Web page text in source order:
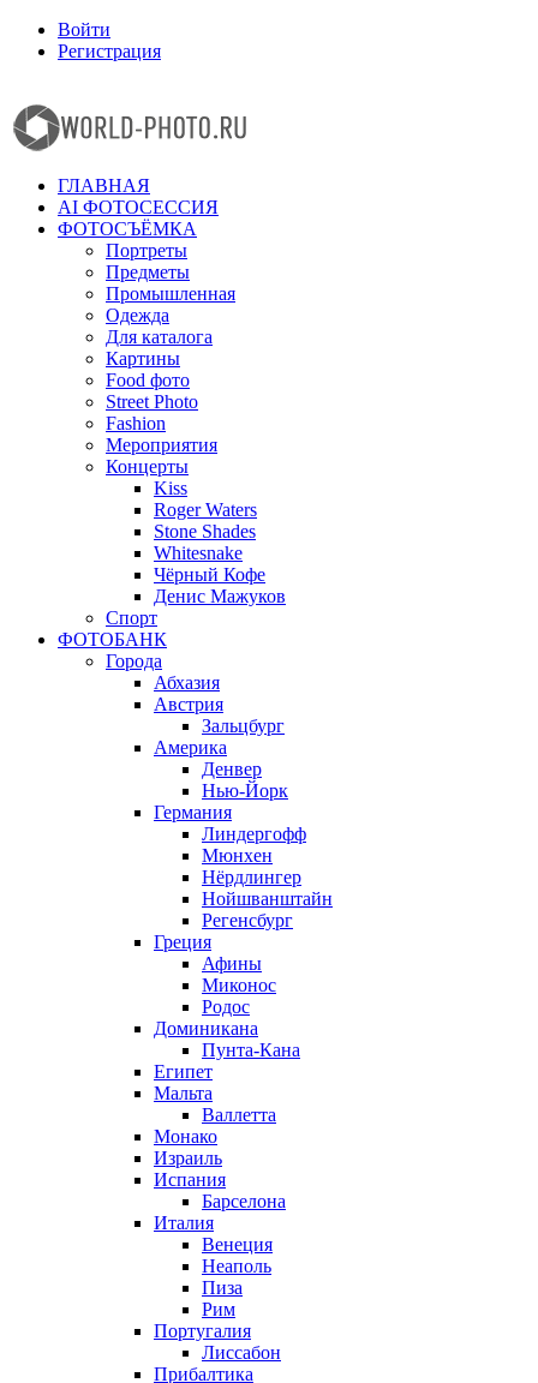
Войти
Регистрация
ГЛАВНАЯ
AI ФОТОСЕССИЯ
ФОТОСЪЁМКА
Портреты
Предметы
Промышленная
Одежда
Для каталога
Картины
Food фото
Street Photo
Fashion
Мероприятия
Концерты
Kiss
Roger Waters
Stone Shades
Whitesnake
Чёрный Кофе
Денис Мажуков
Спорт
ФОТОБАНК
Города
Абхазия
Австрия
Зальцбург
Америка
Денвер
Нью-Йорк
Германия
Линдергофф
Мюнхен
Нёрдлингер
Нойшванштайн
Регенсбург
Греция
Афины
Миконос
Родос
Доминикана
Пунта-Кана
Египет
Мальта
Валлетта
Монако
Израиль
Испания
Барселона
Италия
Венеция
Неаполь
Пиза
Рим
Португалия
Лиссабон
Прибалтика